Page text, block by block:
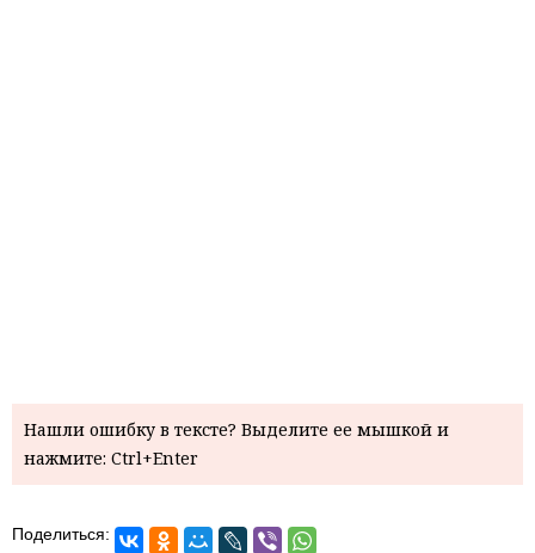
Нашли ошибку в тексте? Выделите ее мышкой и
нажмите: Ctrl+Enter
Поделиться: